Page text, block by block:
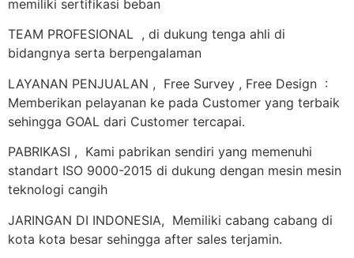
memiliki sertifikasi beban
TEAM PROFESIONAL , di dukung tenga ahli di
bidangnya serta berpengalaman
LAYANAN PENJUALAN , Free Survey , Free Design :
Memberikan pelayanan ke pada Customer yang terbaik
sehingga GOAL dari Customer tercapai.
PABRIKASI , Kami pabrikan sendiri yang memenuhi
standart ISO 9000-2015 di dukung dengan mesin mesin
teknologi cangih
JARINGAN DI INDONESIA, Memiliki cabang cabang di
kota kota besar sehingga after sales terjamin.